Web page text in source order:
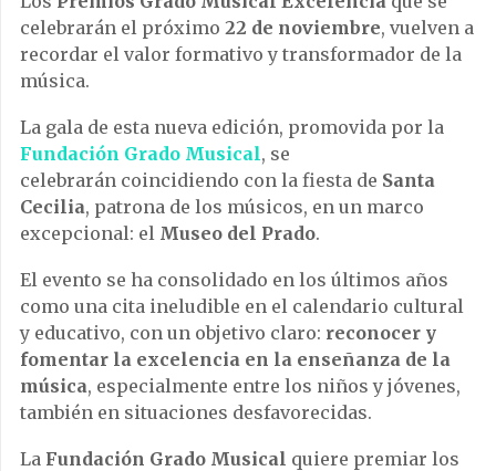
celebrarán el próximo 22 de noviembre, vuelven a
recordar el valor formativo y transformador de la
música.
La gala de esta nueva edición, promovida por la
Fundación Grado Musical, se
celebrarán coincidiendo con la fiesta de Santa
Cecilia, patrona de los músicos, en un marco
excepcional: el Museo del Prado.
El evento se ha consolidado en los últimos años
como una cita ineludible en el calendario cultural
y educativo, con un objetivo claro: reconocer y
fomentar la excelencia en la enseñanza de la
música, especialmente entre los niños y jóvenes,
también en situaciones desfavorecidas.
La Fundación Grado Musical quiere premiar los